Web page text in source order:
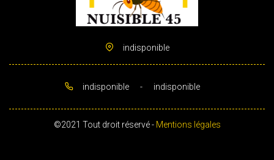
indisponible
indisponible - indisponible
©2021 Tout droit réservé - Mentions légales